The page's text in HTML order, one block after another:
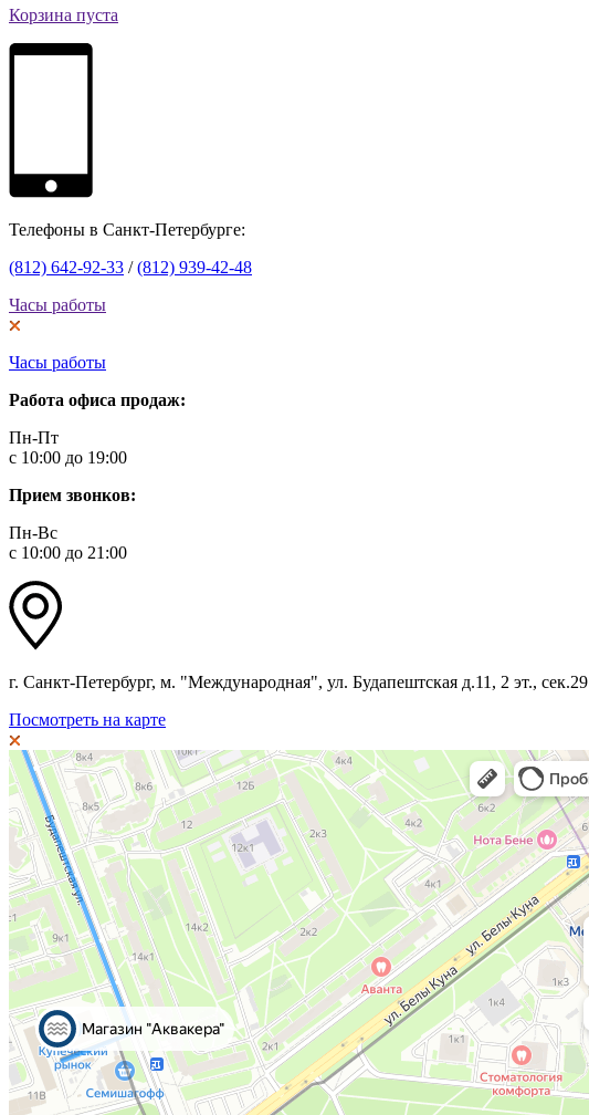
Корзина пуста
Телефоны в Санкт-Петербурге:
(812) 642-92-33 /(812) 939-42-48
Часы работы
Часы работы
Работа офиса продаж:
Пн-Пт
с 10:00 до 19:00
Прием звонков:
Пн-Вс
с 10:00 до 21:00
г. Санкт-Петербург, м. "Международная", ул. Будапештская д.11, 2 эт., сек.29
Посмотреть на карте